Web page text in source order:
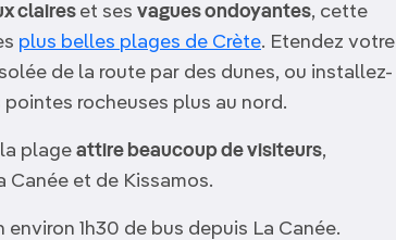
claires et ses vagues ondoyantes, cette
plus belles plages de Crète. Etendez votre
de la route par des dunes, ou installez-
rocheuses plus au nord.
plage attire beaucoup de visiteurs,
Canée et de Kissamos.
environ 1h30 de bus depuis La Canée.